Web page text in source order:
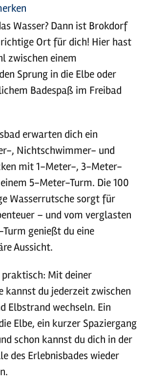
Wasser? Dann ist Brokdorf
Ort für dich! Hier hast
zwischen einem
Sprung in die Elbe oder
Badespaß im Freibad
erwarten dich ein
, Nichtschwimmer- und
mit 1-Meter-, 3-Meter-
5-Meter-Turm. Die 100
Wasserrutsche sorgt für
– und vom verglasten
genießt du eine
Aussicht.
praktisch: Mit deiner
kannst du jederzeit zwischen
Elbstrand wechseln. Ein
Elbe, ein kurzer Spaziergang
schon kannst du dich in der
des Erlebnisbades wieder